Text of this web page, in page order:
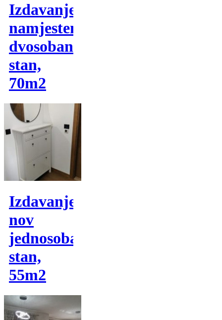
Izdavanje,
namjesten
dvosoban
stan,
70m2
Izdavanje,
nov
jednosoban
stan,
55m2